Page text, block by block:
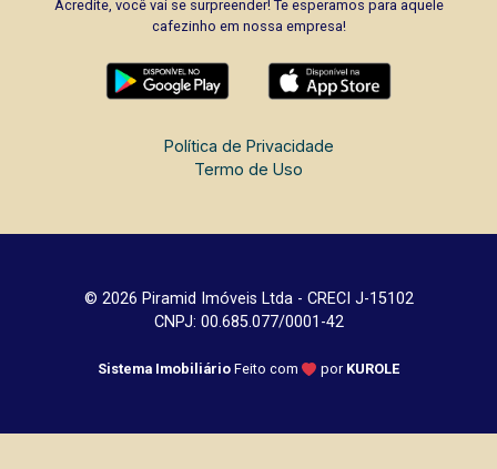
Acredite, você vai se surpreender! Te esperamos para aquele
cafezinho em nossa empresa!
Política de Privacidade
Termo de Uso
© 2026 Piramid Imóveis Ltda - CRECI J-15102
CNPJ: 00.685.077/0001-42
Sistema Imobiliário Feito com por KUROLE